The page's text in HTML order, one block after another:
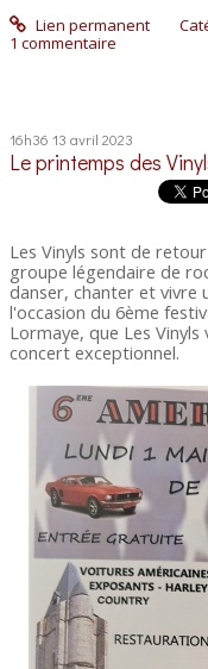
Lien permanent
1 commentaire
16h36 13 avril 2023
Le printemps des
Les Vinyls sont de
groupe légendaire de
danser, chanter et vivre
l'occasion du 6ème
Lormaye, que Les
concert exceptionnel.